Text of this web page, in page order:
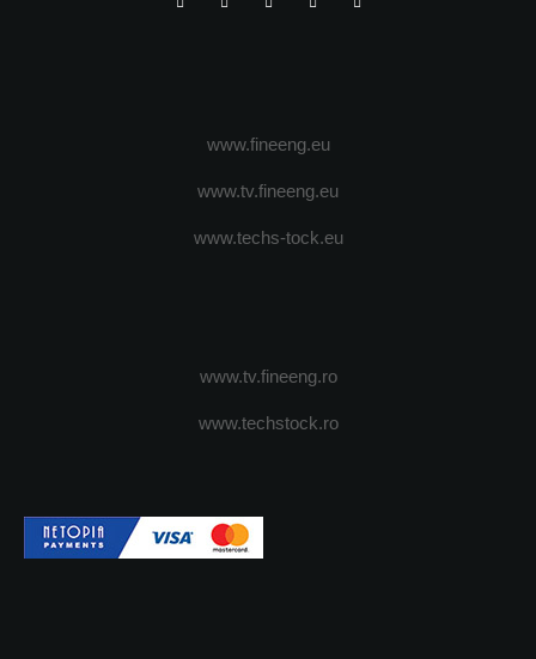
www.fineeng.eu
www.tv.fineeng.eu
www.techs-tock.eu
www.tv.fineeng.ro
www.techstock.ro